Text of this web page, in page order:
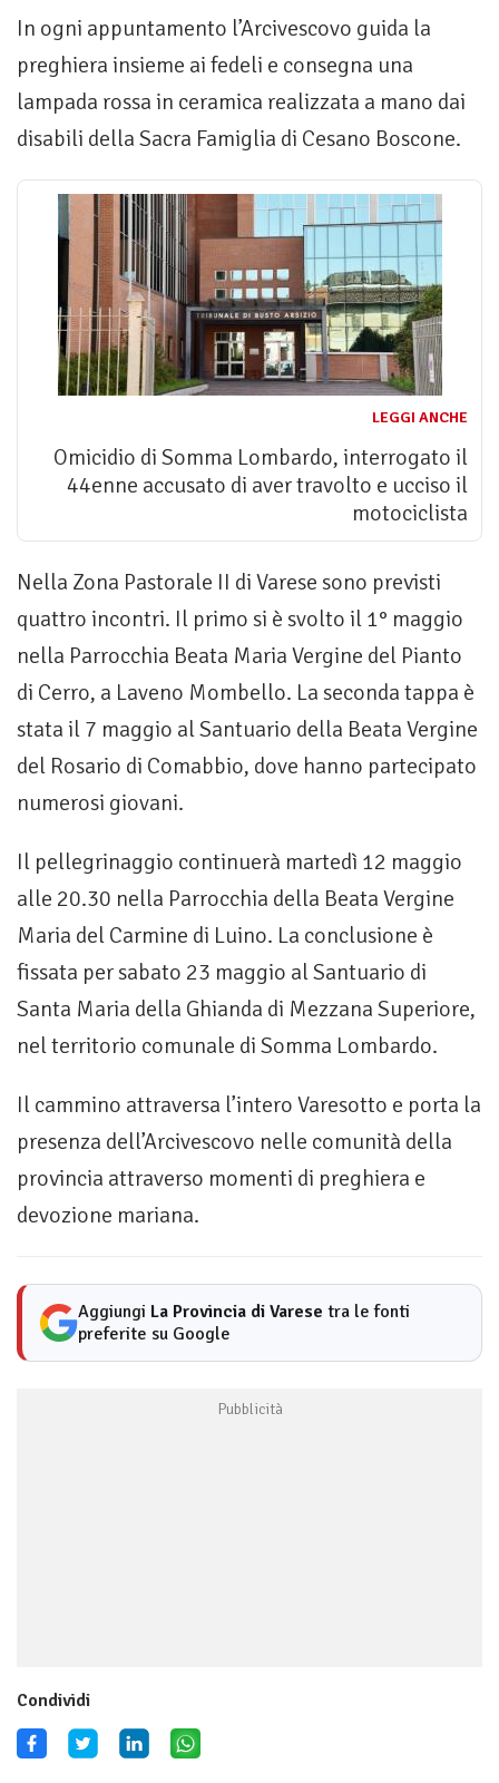
In ogni appuntamento l’Arcivescovo guida la
preghiera insieme ai fedeli e consegna una
lampada rossa in ceramica realizzata a mano dai
disabili della Sacra Famiglia di Cesano Boscone.
LEGGI ANCHE
Omicidio di Somma Lombardo, interrogato il
44enne accusato di aver travolto e ucciso il
motociclista
Nella Zona Pastorale II di Varese sono previsti
quattro incontri. Il primo si è svolto il 1° maggio
nella Parrocchia Beata Maria Vergine del Pianto
di Cerro, a Laveno Mombello. La seconda tappa è
stata il 7 maggio al Santuario della Beata Vergine
del Rosario di Comabbio, dove hanno partecipato
numerosi giovani.
Il pellegrinaggio continuerà martedì 12 maggio
alle 20.30 nella Parrocchia della Beata Vergine
Maria del Carmine di Luino. La conclusione è
fissata per sabato 23 maggio al Santuario di
Santa Maria della Ghianda di Mezzana Superiore,
nel territorio comunale di Somma Lombardo.
Il cammino attraversa l’intero Varesotto e porta la
presenza dell’Arcivescovo nelle comunità della
provincia attraverso momenti di preghiera e
devozione mariana.
Aggiungi La Provincia di Varese tra le fonti
preferite su Google
Condividi